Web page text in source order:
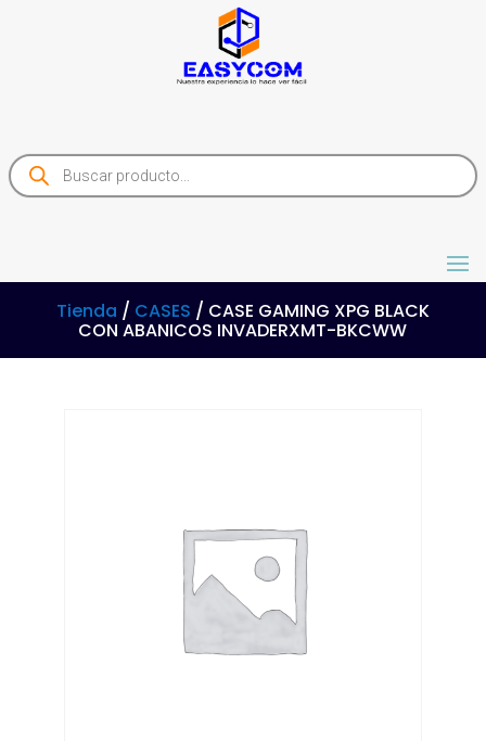
Products
search
Tienda / CASES / CASE GAMING XPG BLACK
CON ABANICOS INVADERXMT-BKCWW